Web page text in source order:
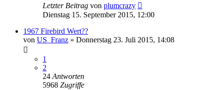
Letzter Beitrag von plumcrazy
Dienstag 15. September 2015, 12:00
1967 Firebird Wert??
von US_Franz » Donnerstag 23. Juli 2015, 14:08
1
2
24 Antworten
5968 Zugriffe